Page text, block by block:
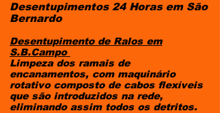
Desentupimentos 24 Horas em São
Bernardo​
Desentupimento de Ralos em
S.B.Campo
Limpeza dos ramais de
encanamentos, com maquinário
rotativo composto de cabos flexíveis
que são introduzidos na rede,
eliminando assim todos os detritos.